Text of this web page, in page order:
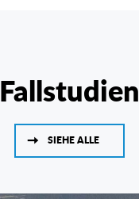
Fallstudien
SIEHE ALLE